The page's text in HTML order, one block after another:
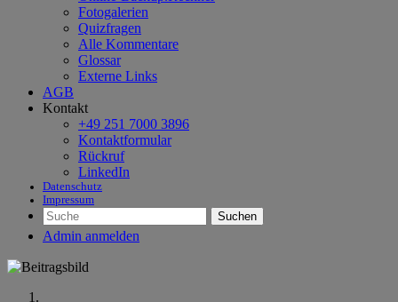
Fotogalerien
Quizfragen
Alle Kommentare
Glossar
Externe Links
AGB
Kontakt
+49 251 7000 3896
Kontaktformular
Rückruf
LinkedIn
Datenschutz
Impressum
Suchen
Admin anmelden